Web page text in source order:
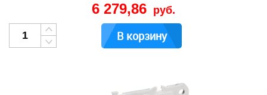
6 279,86 руб.
В корзину